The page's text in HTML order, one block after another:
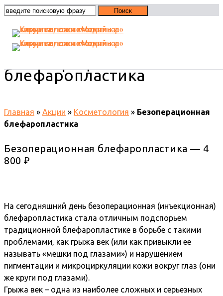
блефаропластика
Главная » Акции » Косметология » Безоперационная
блефаропластика
Безоперационная блефаропластика — 4
800 ₽
На сегодняшний день безоперационная (инъекционная)
блефаропластика стала отличным подспорьем
традиционной блефаропластике в борьбе с такими
проблемами, как грыжа век (или как привыкли ее
называть «мешки под глазами») и нарушением
пигментации и микроциркуляции кожи вокруг глаз (они
же круги под глазами).
Грыжа век – одна из наиболее сложных и серьезных